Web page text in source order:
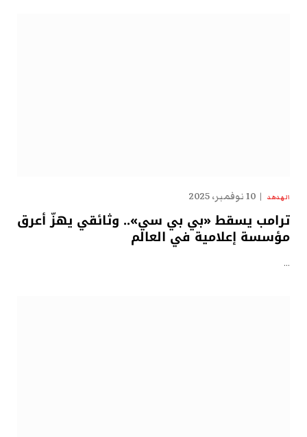
الهدهد 10 نوفمبر، 2025
ترامب يسقط «بي بي سي».. وثائقي يهزّ أعرق
مؤسسة إعلامية في العالم
…